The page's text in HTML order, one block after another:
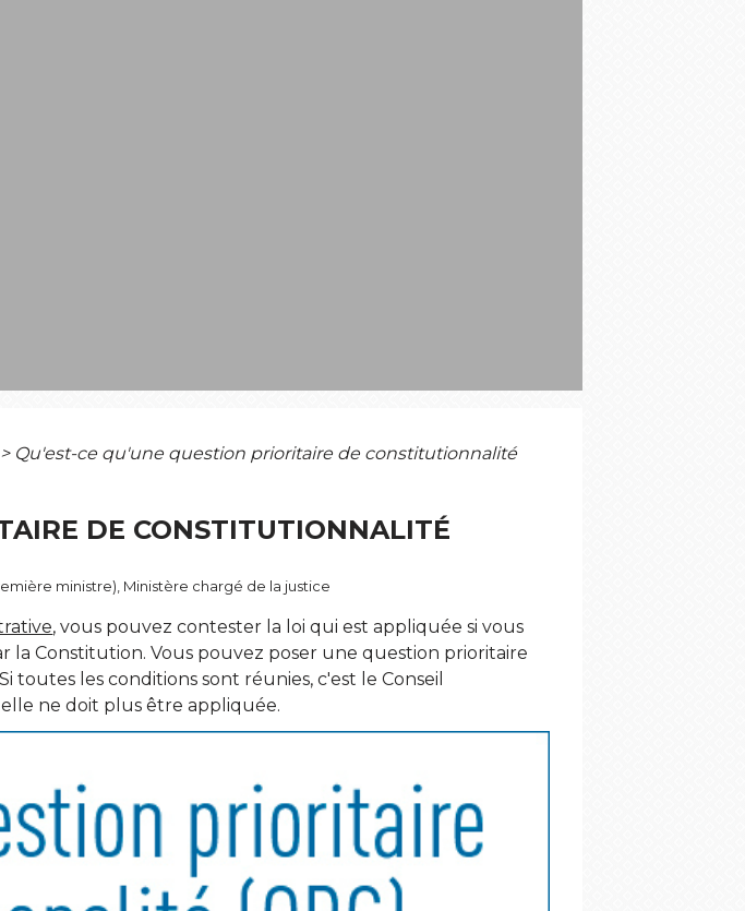
> Qu'est-ce qu'une question prioritaire de constitutionnalité
DE CONSTITUTIONNALITÉ
ministre), Ministère chargé de la justice
, vous pouvez contester la loi qui est appliquée si vous
Constitution. Vous pouvez poser une question prioritaire
les conditions sont réunies, c'est le Conseil
ne doit plus être appliquée.